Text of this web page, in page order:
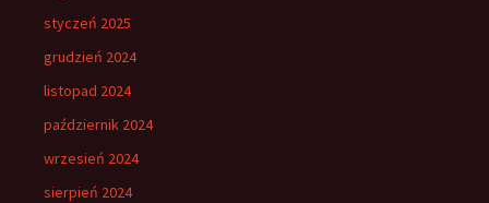
styczeń 2025
grudzień 2024
listopad 2024
październik 2024
wrzesień 2024
sierpień 2024